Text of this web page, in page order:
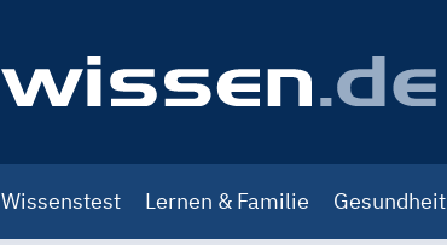
navigation
Wissenstest Lernen & Familie Gesundheit